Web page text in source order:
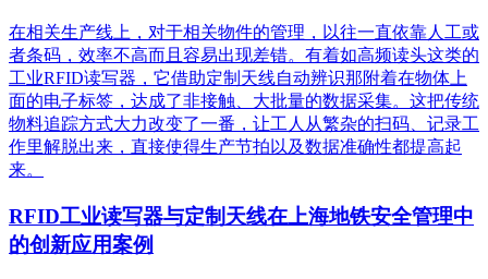
在相关生产线上，对于相关物件的管理，以往一直依靠人工或
者条码，效率不高而且容易出现差错。有着如高频读头这类的
工业RFID读写器，它借助定制天线自动辨识那附着在物体上
面的电子标签，达成了非接触、大批量的数据采集。这把传统
物料追踪方式大力改变了一番，让工人从繁杂的扫码、记录工
作里解脱出来，直接使得生产节拍以及数据准确性都提高起
来。
RFID工业读写器与定制天线在上海地铁安全管理中
的创新应用案例